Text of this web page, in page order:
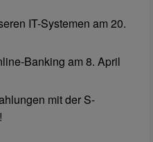
IT-Systemen am 20.
Banking am 8. April
mit der S-